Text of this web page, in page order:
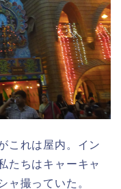
これは屋内。イン
たちはキャーキャ
ャ撮っていた。